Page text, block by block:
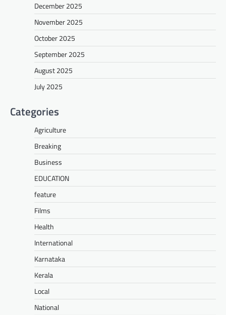
December 2025
November 2025
October 2025
September 2025
August 2025
July 2025
Categories
Agriculture
Breaking
Business
EDUCATION
feature
Films
Health
International
Karnataka
Kerala
Local
National